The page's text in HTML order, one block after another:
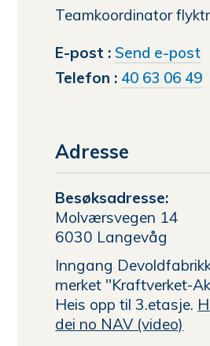
Teamkoordinator
E-post
Send e-posttil
Telefon 40 63 06 49
Adresse
Besøksadresse:
Molværsvegen 14
6030 Langevåg
Inngang
merket "Kraftverket-
Heis opp til 3.etasje.
dei no NAV (video)